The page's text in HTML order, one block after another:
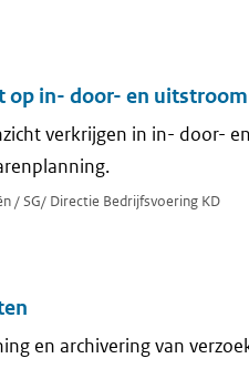
op in- door- en
verkrijgen in in- door-
/ SG/ Directie Bedrijfsvoering KD
en archivering van